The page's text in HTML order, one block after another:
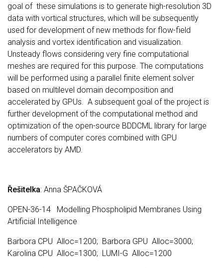
goal of these simulations is to generate high-resolution 3D
data with vortical structures, which will be subsequently
used for development of new methods for flow-field
analysis and vortex identification and visualization.
Unsteady flows considering very fine computational
meshes are required for this purpose. The computations
will be performed using a parallel finite element solver
based on multilevel domain decomposition and
accelerated by GPUs. A subsequent goal of the project is
further development of the computational method and
optimization of the open-source BDDCML library for large
numbers of computer cores combined with GPU
accelerators by AMD.
Řešitelka: Anna ŠPAČKOVÁ
OPEN-36-14 Modelling Phospholipid Membranes Using
Artificial Intelligence
Barbora CPU Alloc=1200; Barbora GPU Alloc=3000;
Karolina CPU Alloc=1300; LUMI-G Alloc=1200